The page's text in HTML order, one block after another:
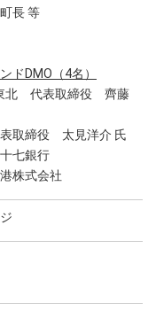
長 等
ドDMO（4名）
北 代表取締役 齊藤
取締役 太見洋介 氏
十七銀行
港株式会社